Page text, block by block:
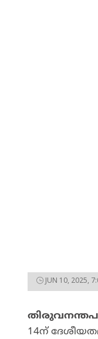
JUN 10, 2025,
14ന്